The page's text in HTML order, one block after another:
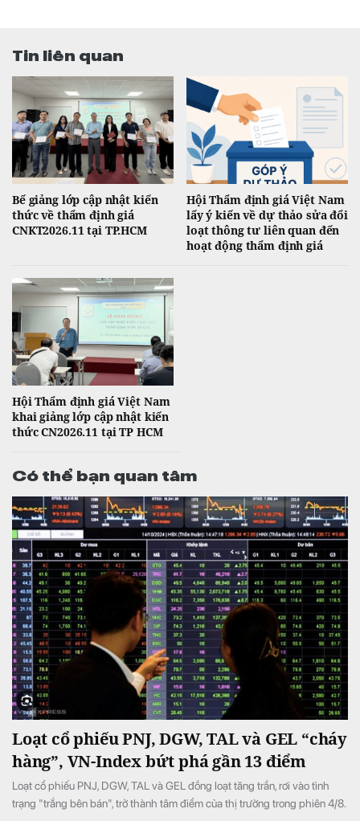
Tin liên quan
Bế giảng lớp cập nhật kiến
thức về thẩm định giá
CNKT2026.11 tại TP.HCM
Hội Thẩm định giá Việt Nam
lấy ý kiến về dự thảo sửa đổi
loạt thông tư liên quan đến
hoạt động thẩm định giá
Hội Thẩm định giá Việt Nam
khai giảng lớp cập nhật kiến
thức CN2026.11 tại TP HCM
Có thể bạn quan tâm
Loạt cổ phiếu PNJ, DGW, TAL và GEL “cháy
hàng”, VN-Index bứt phá gần 13 điểm
Loạt cổ phiếu PNJ, DGW, TAL và GEL đồng loạt tăng trần, rơi vào tình
trạng "trắng bên bán", trở thành tâm điểm của thị trường trong phiên 4/8.